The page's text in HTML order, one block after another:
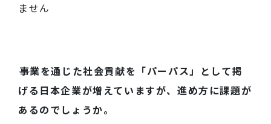
ません
――事業を通じた社会貢献を「パーパス」として掲
げる日本企業が増えていますが、進め方に課題が
あるのでしょうか。